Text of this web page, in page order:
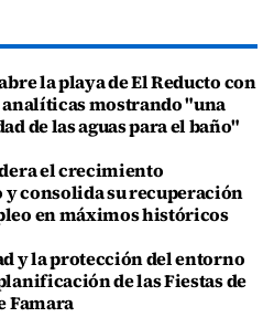
la playa de El Reducto con
mostrando "una
de las aguas para el baño"
el crecimiento
consolida su recuperación
en máximos históricos
y la protección del entorno
de las Fiestas de
Famara